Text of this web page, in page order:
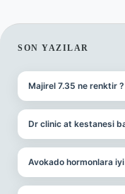
SON YAZILAR
Majirel 7.35 ne renktir ?
Dr clinic at kestanesi
Avokado hormonlara